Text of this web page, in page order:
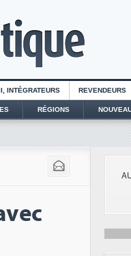
INTÉGRATEURS REVENDEURS
RÉGIONS